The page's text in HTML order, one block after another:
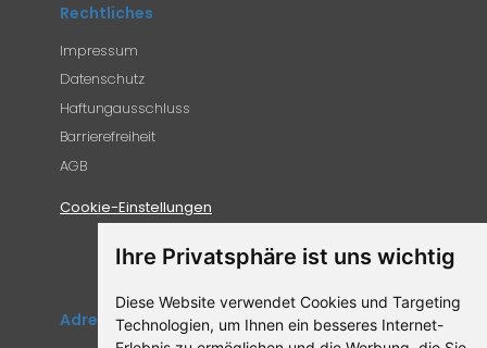
Ihre Privatsphäre ist uns wichtig
Diese Website verwendet Cookies und Targeting
Technologien, um Ihnen ein besseres Internet-
Rechtliches
Impressum
Datenschutz
Haftungausschluss
Barrierefreiheit
AGB
Cookie-Einstellungen
Adresse